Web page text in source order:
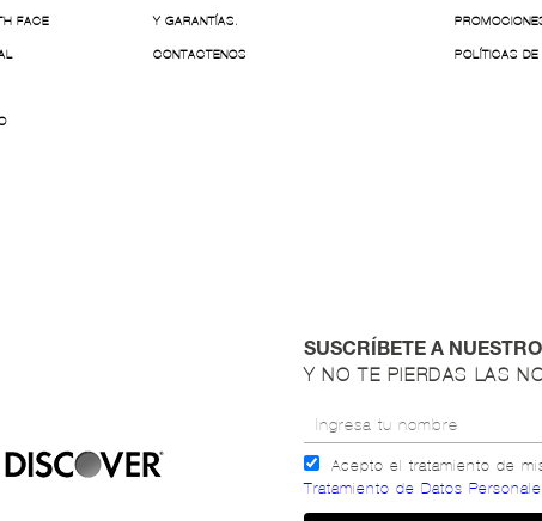
FACE Y GARANTÍAS.
CONTACTENOS POLÍTICAS DE
SUSCRÍBETE A
Y NO TE PIERDAS LAS
Acepto el tratamiento de
Tratamiento de Datos